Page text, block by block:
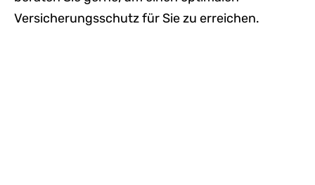
Versicherungsschutz für Sie zu erreichen.